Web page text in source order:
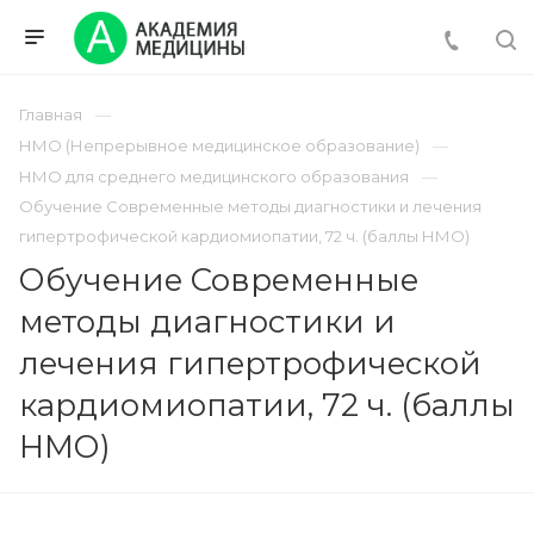
Главная
НМО (Непрерывное медицинское образование)
НМО для среднего медицинского образования
Обучение Современные методы диагностики и лечения
гипертрофической кардиомиопатии, 72 ч. (баллы НМО)
Обучение Современные
методы диагностики и
лечения гипертрофической
кардиомиопатии, 72 ч. (баллы
НМО)